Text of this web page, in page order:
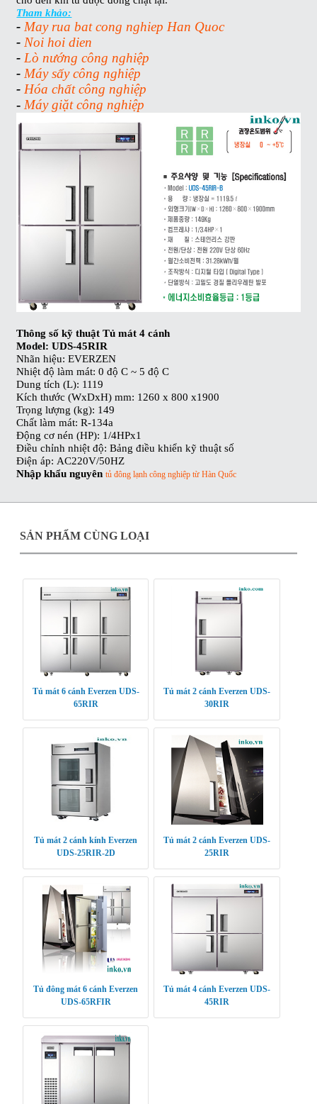
Tham khảo:
- May rua bat cong nghiep Han Quoc
- Noi hoi dien
- Lò nướng công nghiệp
- Máy sấy công nghiệp
- Hóa chất công nghiệp
- Máy giặt công nghiệp
Thông số kỹ thuật Tủ mát 4 cánh
Model: UDS-45RIR
Nhãn hiệu: EVERZEN
Nhiệt độ làm mát: 0 độ C ~ 5 độ C
Dung tích (L): 1119
Kích thước (WxDxH) mm: 1260 x 800 x1900
Trọng lượng (kg): 149
Chất làm mát: R-134a
Động cơ nén (HP): 1/4HPx1
Điều chỉnh nhiệt độ: Bảng điều khiển kỹ thuật số
Điện áp: AC220V/50HZ
Nhập khẩu nguyêntủ đông lạnh công nghiệp từ Hàn Quốc
SẢN PHẨM CÙNG LOẠI
Tủ mát 6 cánh Everzen UDS-
65RIR
Tủ mát 2 cánh Everzen UDS-
30RIR
Tủ mát 2 cánh kính Everzen
UDS-25RIR-2D
Tủ mát 2 cánh Everzen UDS-
25RIR
Tủ đông mát 6 cánh Everzen
UDS-65RFIR
Tủ mát 4 cánh Everzen UDS-
45RIR